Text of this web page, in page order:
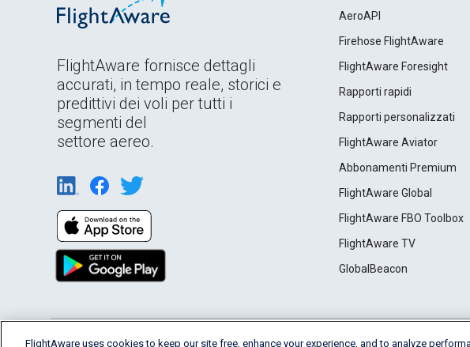
FlightAware fornisce dettagli
accurati, in tempo reale, storici e
predittivi dei voli per tutti i
segmenti del
settore aereo.
AeroAPI
Firehose FlightAware
FlightAware Foresight
Rapporti rapidi
Rapporti personalizzati
FlightAware Aviator
Abbonamenti Premium
FlightAware Global
FlightAware FBO Toolbox
FlightAware TV
GlobalBeacon
English (USA) 2026 FlightAware Terms of Use Privacy Cookie Settings
FlightAware uses cookies to keep our site free, enhance your experience, and to analyze